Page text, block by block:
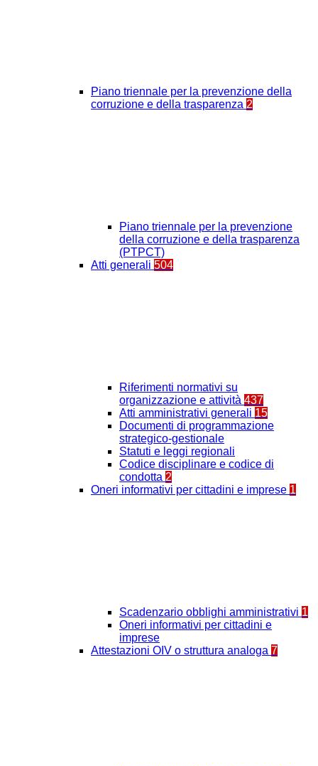
Piano triennale per la prevenzione della
corruzione e della trasparenza 2
Piano triennale per la prevenzione
della corruzione e della trasparenza
(PTPCT)
Atti generali 504
Riferimenti normativi su
organizzazione e attività 437
Atti amministrativi generali 15
Documenti di programmazione
strategico-gestionale
Statuti e leggi regionali
Codice disciplinare e codice di
condotta 2
Oneri informativi per cittadini e imprese 1
Scadenzario obblighi amministrativi 1
Oneri informativi per cittadini e
imprese
Attestazioni OIV o struttura analoga 7